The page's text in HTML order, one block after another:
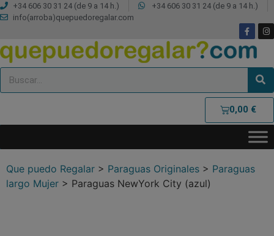
+34 606 30 31 24 (de 9 a 14 h.)
+34 606 30 31 24 (de 9 a 14 h.)
info(arroba)quepuedoregalar.com
0,00 €
Que puedo Regalar > Paraguas Originales > Paraguas
largo Mujer > Paraguas NewYork City (azul)